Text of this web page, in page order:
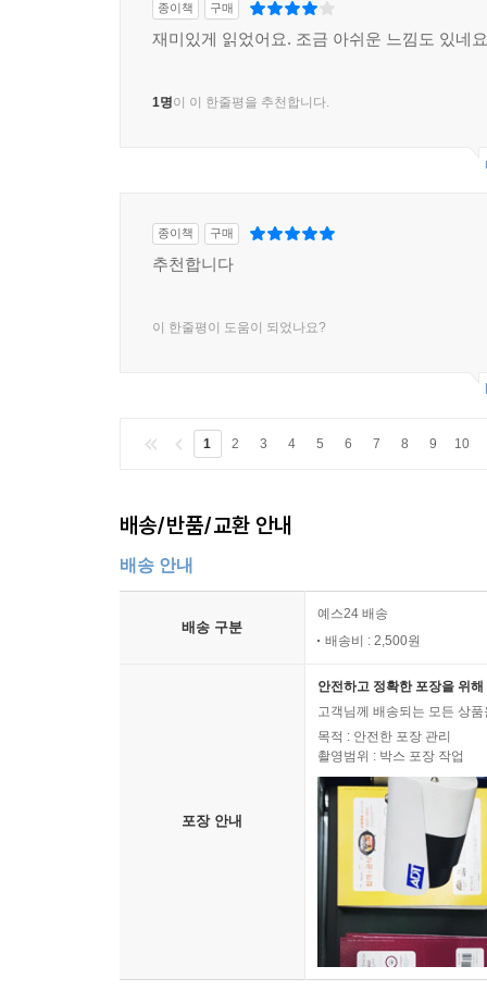
종이책 구매
재미있게 읽었어요. 조금 아쉬운 느낌도 있네
1명이 이 한줄평을 추천합니다.
종이책 구매
추천합니다
이 한줄평이 도움이 되었나요?
1 2 3 4 5 6 7 8 9 10
배송/반품/교환 안내
배송 안내
배송 구분
예스24 배송
배송비 : 2,500원
포장 안내
안전하고 정확한 포장을 위
고객님께 배송되는 모든 상
목적 : 안전한 포장 관리
촬영범위 : 박스 포장 작업